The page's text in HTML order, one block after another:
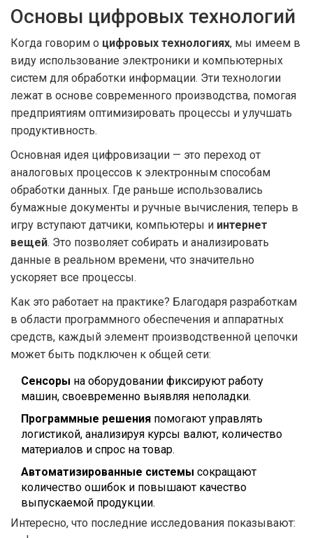
Основы цифровых технологий
Когда говорим о цифровых технологиях, мы имеем в
виду использование электроники и компьютерных
систем для обработки информации. Эти технологии
лежат в основе современного производства, помогая
предприятиям оптимизировать процессы и улучшать
продуктивность.
Основная идея цифровизации — это переход от
аналоговых процессов к электронным способам
обработки данных. Где раньше использовались
бумажные документы и ручные вычисления, теперь в
игру вступают датчики, компьютеры и интернет
вещей. Это позволяет собирать и анализировать
данные в реальном времени, что значительно
ускоряет все процессы.
Как это работает на практике? Благодаря разработкам
в области программного обеспечения и аппаратных
средств, каждый элемент производственной цепочки
может быть подключен к общей сети:
Сенсоры на оборудовании фиксируют работу
машин, своевременно выявляя неполадки.
Программные решения помогают управлять
логистикой, анализируя курсы валют, количество
материалов и спрос на товар.
Автоматизированные системы сокращают
количество ошибок и повышают качество
выпускаемой продукции.
Интересно, что последние исследования показывают: